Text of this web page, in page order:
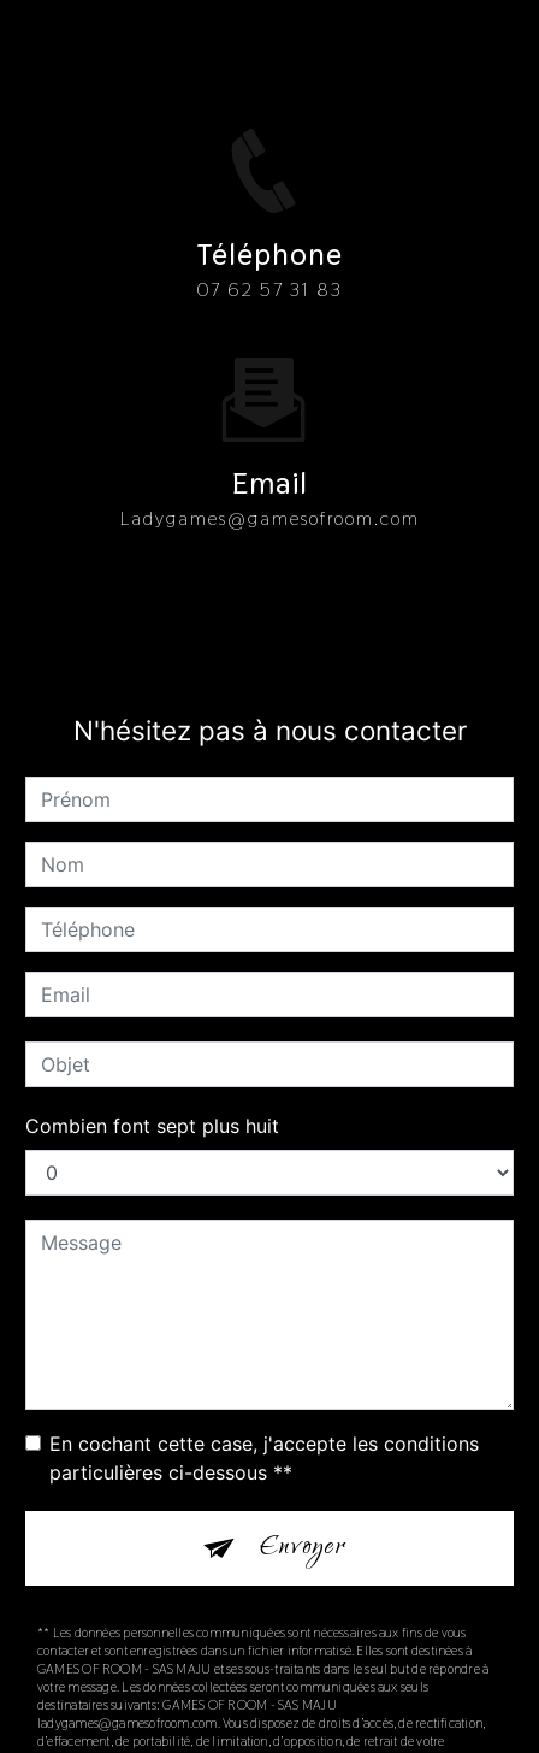
Téléphone
07 62 57 31 83
Email
ladygames@gamesofroom.com
N'hésitez pas à nous contacter
Combien font sept plus huit
En cochant cette case, j'accepte les conditions
particulières ci-dessous **
Envoyer
** Les données personnelles communiquées sont nécessaires aux fins de vous
contacter et sont enregistrées dans un fichier informatisé. Elles sont destinées à
GAMES OF ROOM - SAS MAJU et ses sous-traitants dans le seul but de répondre à
votre message. Les données collectées seront communiquées aux seuls
destinataires suivants: GAMES OF ROOM - SAS MAJU
ladygames@gamesofroom.com. Vous disposez de droits d’accès, de rectification,
d’effacement, de portabilité, de limitation, d’opposition, de retrait de votre